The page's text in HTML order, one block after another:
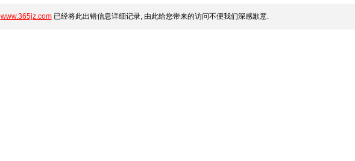
www.365jz.com已经将此出错信息详细记录, 由此给您带来的访问不便我们深感歉意.